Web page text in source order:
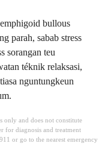
bullous
parah, sabab stress
sorangan teu
téknik relaksasi,
nguntungkeun
only and does not constitute
for diagnosis and treatment
or go to the nearest emergency